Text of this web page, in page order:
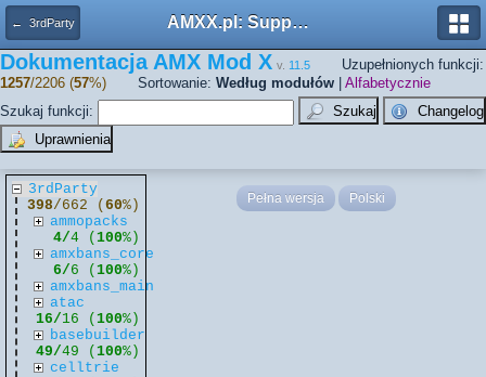
← 3rdParty AMXX.pl: Support AMX Mod X i SourceMod
Dokumentacja AMX Mod X v. 11.5
Uzupełnionych funkcji:
1257/2206 (57%) Sortowanie: Według modułów
Alfabetycznie
Szukaj funkcji:
3rdParty
398/662 (60%)
ammopacks
4/4 (100%)
amxbans_core
6/6 (100%)
amxbans_main
atac
16/16 (100%)
basebuilder
49/49 (100%)
celltrie
Pełna wersja Polski